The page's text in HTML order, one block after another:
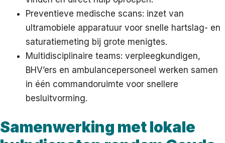
Preventieve medische scans: inzet van
ultramobiele apparatuur voor snelle hartslag- en
saturatiemeting bij grote menigtes.
Multidisciplinaire teams: verpleegkundigen,
BHV’ers en ambulancepersoneel werken samen
in één commandoruimte voor snellere
besluitvorming.
Samenwerking met lokale